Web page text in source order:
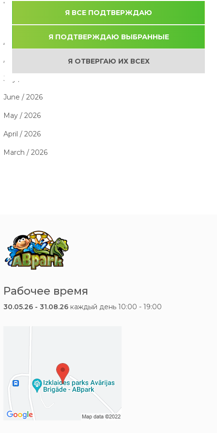
7 лучших летних развлечений для детей
АРХИВ СТАТЕЙ
August / 2026
July / 2026
June / 2026
May / 2026
April / 2026
March / 2026
Рабочее время
30.05.26 - 31.08.26 каждый день 10:00 - 19:00
Я ВСЕ ПОДТВЕРЖДАЮ
Я ПОДТВЕРЖДАЮ ВЫБРАННЫЕ
Я ОТВЕРГАЮ ИХ ВСЕХ